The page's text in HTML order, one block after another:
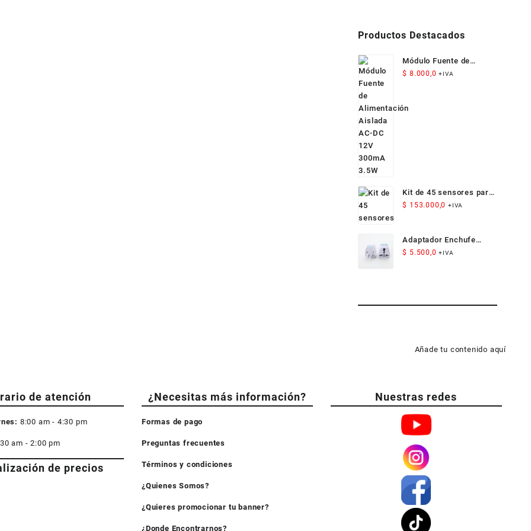
Productos Destacados
Módulo Fuente de
Alimentación Aislada
$ 8.000,0 +IVA
Kit de 45 sensores para
Arduino
$ 153.000,0 +IVA
Adaptador Enchufe
Americano Compacto
$ 5.500,0 +IVA
Añade tu contenido aquí
de atención
8:00 am - 4:30 pm
am - 2:00 pm
de precios
¿Necesitas más información?
Formas de pago
Preguntas frecuentes
Términos y condiciones
¿Quienes Somos?
¿Quieres promocionar tu banner?
¿Donde Encontrarnos?
Nuestras redes